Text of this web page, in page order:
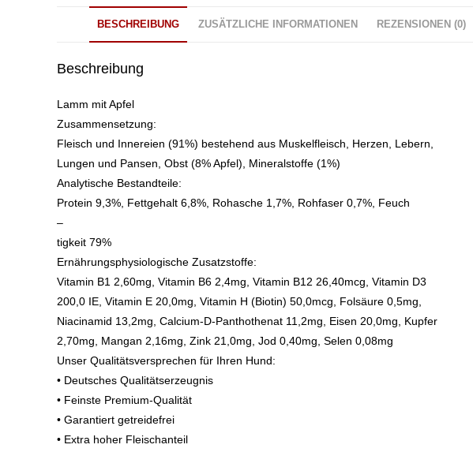
BESCHREIBUNG ZUSÄTZLICHE INFORMATIONEN REZENSIONEN (0)
Beschreibung
Lamm mit Apfel
Zusammensetzung:
Fleisch und Innereien (91%) bestehend aus Muskelfleisch, Herzen, Lebern,
Lungen und Pansen, Obst (8% Apfel), Mineralstoffe (1%)
Analytische Bestandteile:
Protein 9,3%, Fettgehalt 6,8%, Rohasche 1,7%, Rohfaser 0,7%, Feuch
–
tigkeit 79%
Ernährungsphysiologische Zusatzstoffe:
Vitamin B1 2,60mg, Vitamin B6 2,4mg, Vitamin B12 26,40mcg, Vitamin D3
200,0 IE, Vitamin E 20,0mg, Vitamin H (Biotin) 50,0mcg, Folsäure 0,5mg,
Niacinamid 13,2mg, Calcium-D-Panthothenat 11,2mg, Eisen 20,0mg, Kupfer
2,70mg, Mangan 2,16mg, Zink 21,0mg, Jod 0,40mg, Selen 0,08mg
Unser Qualitätsversprechen für Ihren Hund:
• Deutsches Qualitätserzeugnis
• Feinste Premium-Qualität
• Garantiert getreidefrei
• Extra hoher Fleischanteil